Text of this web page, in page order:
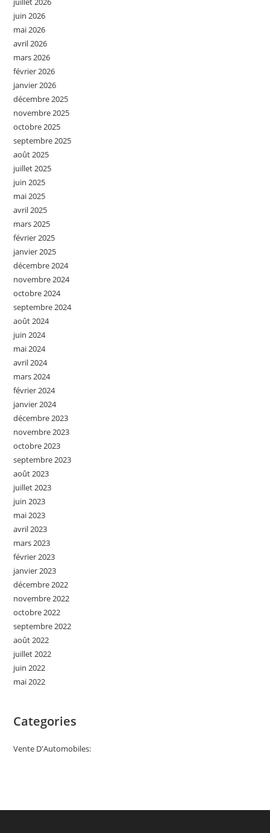
juin 2026
mai 2026
avril 2026
mars 2026
février 2026
janvier 2026
décembre 2025
novembre 2025
octobre 2025
septembre 2025
août 2025
juillet 2025
juin 2025
mai 2025
avril 2025
mars 2025
février 2025
janvier 2025
décembre 2024
novembre 2024
octobre 2024
septembre 2024
août 2024
juin 2024
mai 2024
avril 2024
mars 2024
février 2024
janvier 2024
décembre 2023
novembre 2023
octobre 2023
septembre 2023
août 2023
juillet 2023
juin 2023
mai 2023
avril 2023
mars 2023
février 2023
janvier 2023
décembre 2022
novembre 2022
octobre 2022
septembre 2022
août 2022
juillet 2022
juin 2022
mai 2022
Categories
Vente D'Automobiles: